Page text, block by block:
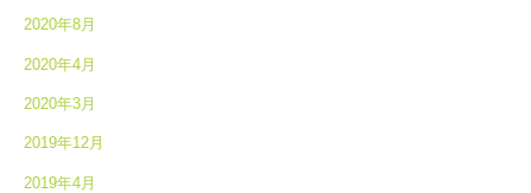
2020年8月
2020年4月
2020年3月
2019年12月
2019年4月